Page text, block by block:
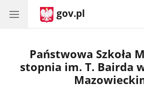
gov.pl
Państwowa Szkoła
stopnia im. T. Bairda